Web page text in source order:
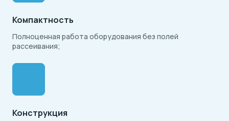
Компактность
Полноценная работа оборудования без полей
рассеивания;
Конструкция